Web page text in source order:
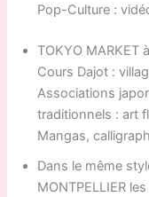
Pop-Culture :
TOKYO MARKET
Cours Dajot :
Associations
traditionnels : art
Mangas,
Dans le même
MONTPELLIER